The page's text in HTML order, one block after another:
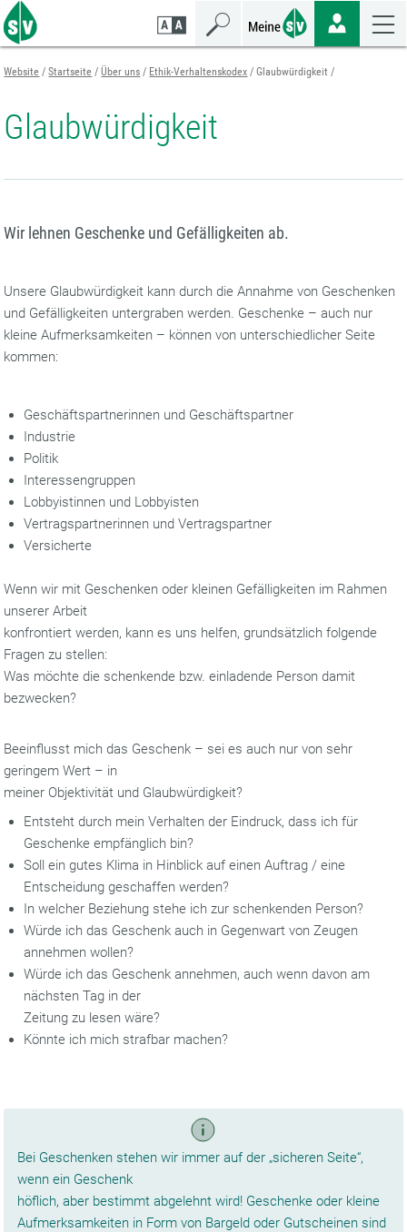
Zum
Seiteninhalt
springen
Zur
Navigation
springen
Zur
Mobilen
Navigation
springen
Website Startseite Über uns Ethik-Verhaltenskodex Glaubwürdigkeit
Glaubwürdigkeit
Wir lehnen Geschenke und Gefälligkeiten ab.
Unsere Glaubwürdigkeit kann durch die Annahme von Geschenken
und Gefälligkeiten untergraben werden. Geschenke – auch nur
kleine Aufmerksamkeiten – können von unterschiedlicher Seite
kommen:
Geschäftspartnerinnen und Geschäftspartner
Industrie
Politik
Interessengruppen
Lobbyistinnen und Lobbyisten
Vertragspartnerinnen und Vertragspartner
Versicherte
Wenn wir mit Geschenken oder kleinen Gefälligkeiten im Rahmen
unserer Arbeit
konfrontiert werden, kann es uns helfen, grundsätzlich folgende
Fragen zu stellen:
Was möchte die schenkende bzw. einladende Person damit
bezwecken?
Beeinflusst mich das Geschenk – sei es auch nur von sehr
geringem Wert – in
meiner Objektivität und Glaubwürdigkeit?
Entsteht durch mein Verhalten der Eindruck, dass ich für
Geschenke empfänglich bin?
Soll ein gutes Klima in Hinblick auf einen Auftrag / eine
Entscheidung geschaffen werden?
In welcher Beziehung stehe ich zur schenkenden Person?
Würde ich das Geschenk auch in Gegenwart von Zeugen
annehmen wollen?
Würde ich das Geschenk annehmen, auch wenn davon am
nächsten Tag in der
Zeitung zu lesen wäre?
Könnte ich mich strafbar machen?
Bei Geschenken stehen wir immer auf der „sicheren Seite“,
wenn ein Geschenk
höflich, aber bestimmt abgelehnt wird! Geschenke oder kleine
Aufmerksamkeiten in Form von Bargeld oder Gutscheinen sind